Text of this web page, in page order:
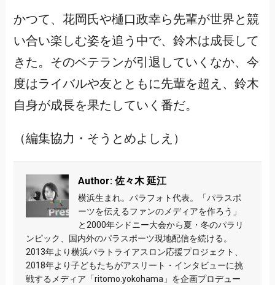
かつて、花岡氏や樋口政幸ら先輩が世界と競
い合い楽しむ姿を追う中で、鈴木は成長して
きた。そのベテランが引退していくなか、今
度はライバルや友とともに先輩を超え、鈴木
自身が成長を果たしていく番だ。
（編集協力・そうとめよしえ）
Author: 佐々木 延江
横浜生まれ。パラフォト代表。「パラスポ
ーツを伝えるファンのメディアを作ろう」
と2000年シドニー大会から夏・冬のパラリ
ンピック、国内外のパラスポーツ現地配信を続ける。
2013年より横浜パラトライアスロン応援プロジェクト、
2018年より子どもたちがアスリート・インタビューに挑
戦するメディア「ritomo.yokohama」を企画プロデュー